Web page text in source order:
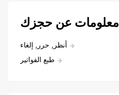
معلومات عن حجزك
أنظر, حرر, إلغاء
طبع الفواتير